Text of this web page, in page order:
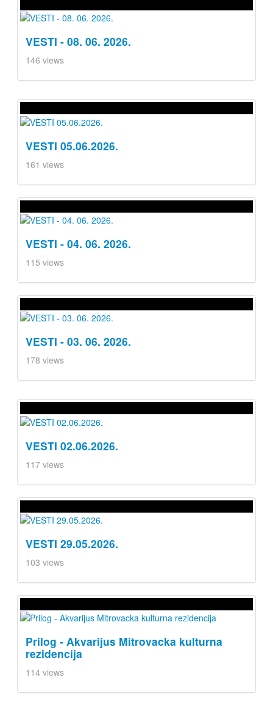
VESTI - 08. 06. 2026.
146 views
VESTI 05.06.2026.
161 views
VESTI - 04. 06. 2026.
115 views
VESTI - 03. 06. 2026.
178 views
VESTI 02.06.2026.
117 views
VESTI 29.05.2026.
103 views
Prilog - Akvarijus Mitrovacka kulturna
rezidencija
114 views